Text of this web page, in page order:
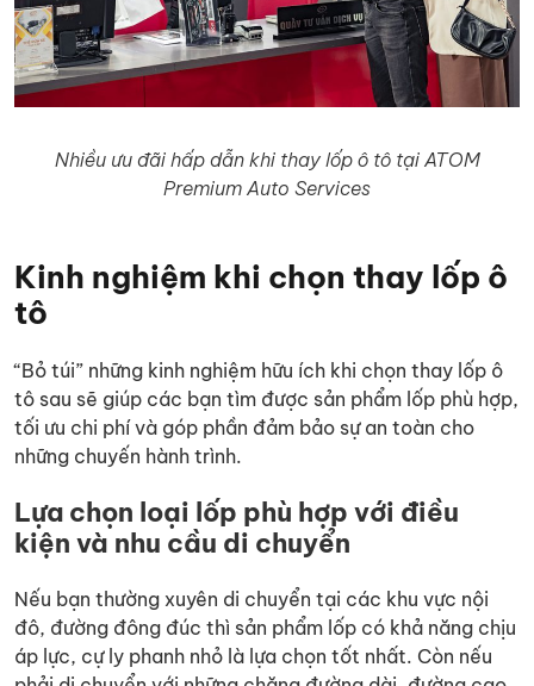
Nhiều ưu đãi hấp dẫn khi thay lốp ô tô tại ATOM
Premium Auto Services
Kinh nghiệm khi chọn thay lốp ô
tô
“Bỏ túi” những kinh nghiệm hữu ích khi chọn thay lốp ô
tô sau sẽ giúp các bạn tìm được sản phẩm lốp phù hợp,
tối ưu chi phí và góp phần đảm bảo sự an toàn cho
những chuyến hành trình.
Lựa chọn loại lốp phù hợp với điều
kiện và nhu cầu di chuyển
Nếu bạn thường xuyên di chuyển tại các khu vực nội
đô, đường đông đúc thì sản phẩm lốp có khả năng chịu
áp lực, cự ly phanh nhỏ là lựa chọn tốt nhất. Còn nếu